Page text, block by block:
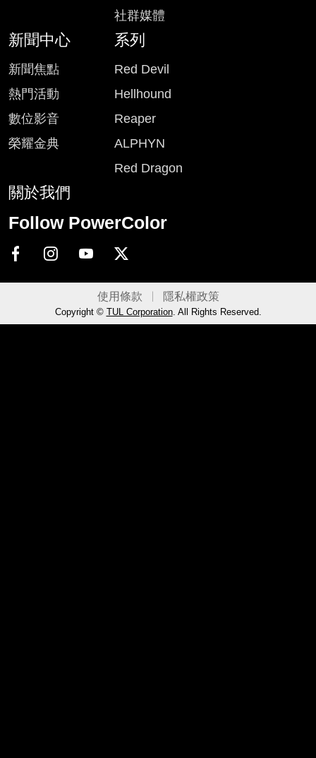
社群媒體
新聞中心
新聞焦點
熱門活動
數位影音
榮耀金典
系列
Red Devil
Hellhound
Reaper
ALPHYN
Red Dragon
關於我們
Follow PowerColor
使用條款 隱私權政策
Copyright © TUL Corporation. All Rights Reserved.